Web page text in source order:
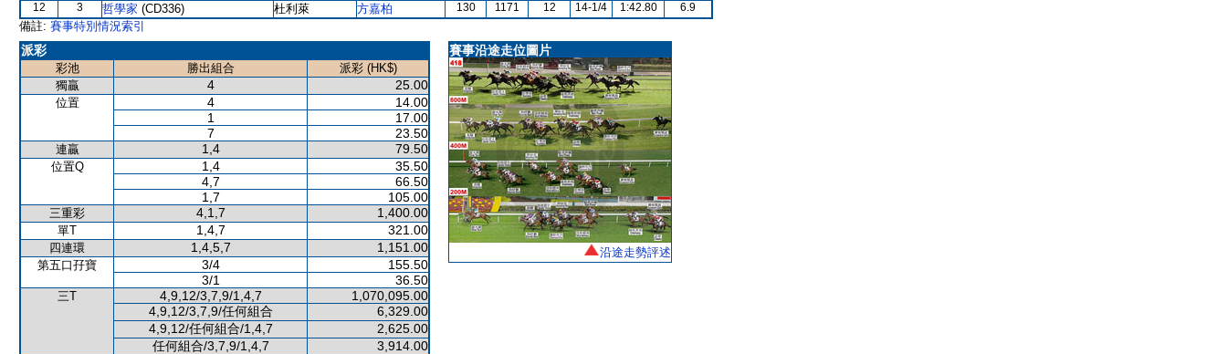
12
3 哲學家 (CD336) 杜利萊 方嘉柏 130 1171 12 14-1/4 1:42.80 6.9
備註: 賽事特別情況索引
派彩
彩池 勝出組合
派彩 (HK$)
獨贏
4 25.00
位置 4
14.00
1
17.00
7
23.50
連贏 1,4 79.50
位置Q 1,4
35.50
4,7
66.50
1,7
105.00
三重彩 4,1,7 1,400.00
單T 1,4,7 321.00
四連環 1,4,5,7 1,151.00
第五口孖寶 3/4
155.50
3/1
36.50
三T 4,9,12/3,7,9/1,4,7
1,070,095.00
4,9,12/3,7,9/任何組合
6,329.00
4,9,12/任何組合/1,4,7
2,625.00
任何組合/3,7,9/1,4,7
3,914.00
賽事沿途走位圖片
沿途走勢評述